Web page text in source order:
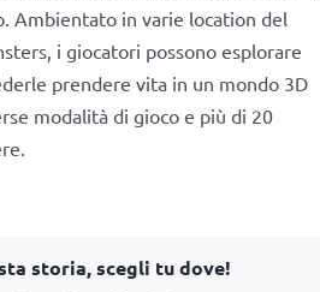
Ambientato in varie location del
i giocatori possono esplorare
prendere vita in un mondo 3D
modalità di gioco e più di 20
storia, scegli tu dove!